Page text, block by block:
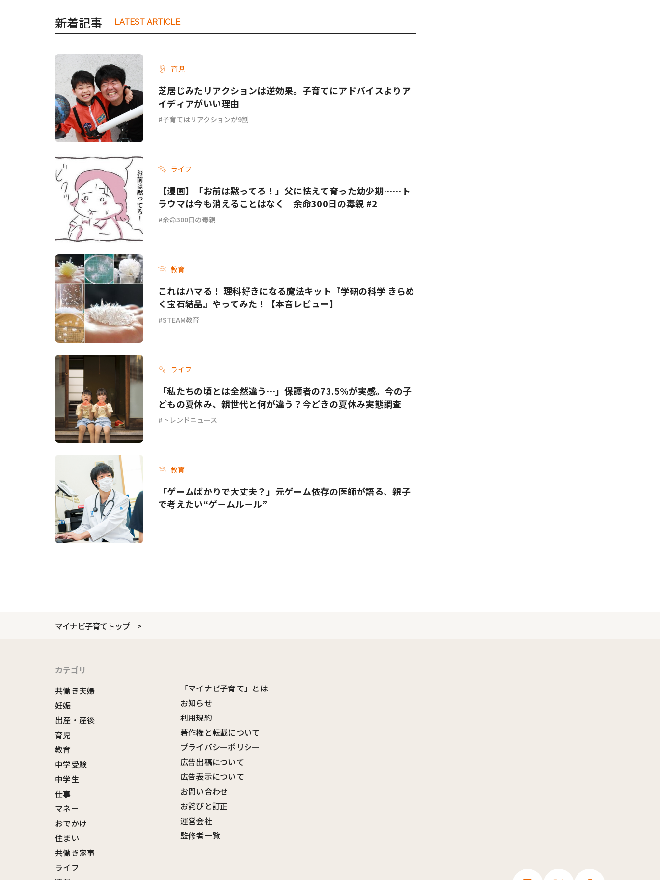
新着記事 LATEST ARTICLE
育児
芝居じみたリアクションは逆効果。子育てにアドバイスよりア
イディアがいい理由
子育てはリアクションが9割
ライフ
【漫画】「お前は黙ってろ！」父に怯えて育った幼少期……ト
ラウマは今も消えることはなく｜余命300日の毒親 #2
余命300日の毒親
教育
これはハマる！ 理科好きになる魔法キット『学研の科学 きらめ
く宝石結晶』やってみた！【本音レビュー】
STEAM教育
ライフ
「私たちの頃とは全然違う…」保護者の73.5%が実感。今の子
どもの夏休み、親世代と何が違う？今どきの夏休み実態調査
トレンドニュース
教育
「ゲームばかりで大丈夫？」元ゲーム依存の医師が語る、親子
で考えたい“ゲームルール”
マイナビ子育てトップ
カテゴリ
共働き夫婦
妊娠
出産・産後
育児
教育
中学受験
中学生
仕事
マネー
おでかけ
住まい
共働き家事
ライフ
「マイナビ子育て」とは
お知らせ
利用規約
著作権と転載について
プライバシーポリシー
広告出稿について
広告表示について
お問い合わせ
お詫びと訂正
運営会社
監修者一覧